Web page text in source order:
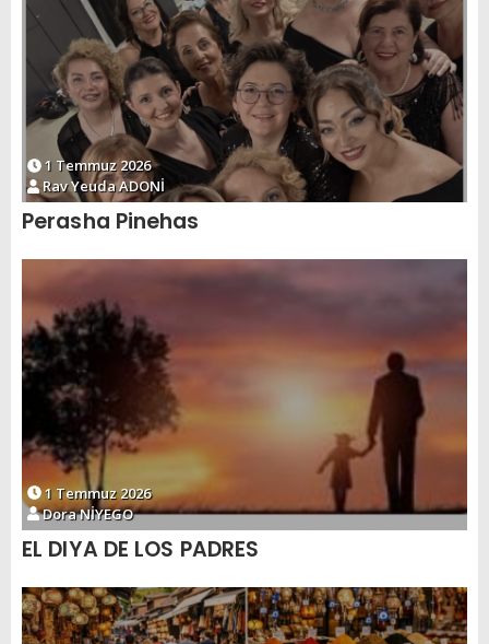
1 Temmuz 2026
Rav Yeuda ADONİ
Perasha Pinehas
1 Temmuz 2026
Dora NİYEGO
EL DIYA DE LOS PADRES